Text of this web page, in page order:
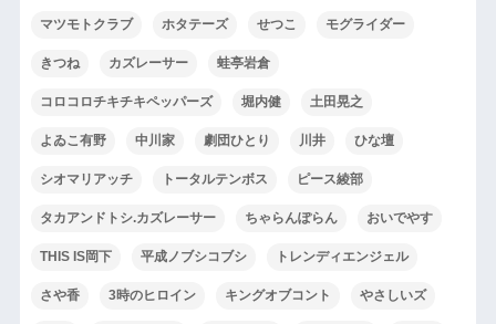
マツモトクラブ ホタテーズ せつこ モグライダー
きつね カズレーサー 蛙亭岩倉
コロコロチキチキペッパーズ 堀内健 土田晃之
よゐこ有野 中川家 劇団ひとり 川井 ひな壇
シオマリアッチ トータルテンボス ピース綾部
タカアンドトシ.カズレーサー ちゃらんぽらん おいでやす
THIS IS岡下 平成ノブシコブシ トレンディエンジェル
さや香 3時のヒロイン キングオブコント やさしいズ